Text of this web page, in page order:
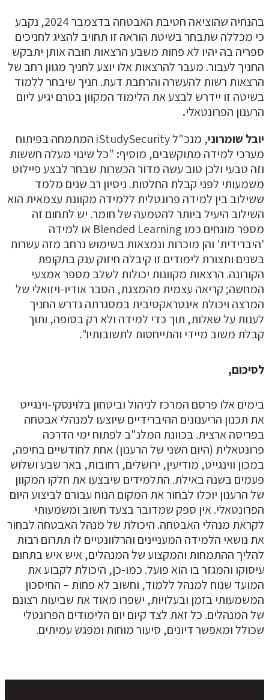
בהנחיה שהוציאה חטיבת האבטחה בדצמבר 2024, נקבע
מכללה שתבחר בשיטת הוראה זו תחויב להציג לחניכים
בה יהיו לא פחות משבע הרצאות חובה אותן יתבקש
לעבור. מעבר להרצאות אלו יוצע לחניך מגוון רחב של
רשות להעשרה והרחבת דעת. חניך שיבחר ללמוד
זו יידרש לבצע את הלימוד המקוון בטרם יגיע ליום
הפרונטאלי.
שומרוני
, מנכ"ל iStudySecurity המתמחה בפיתוח
למידה מתוקשבים, מוסיף:"כל שינוי מעלה חששות
טבעי ולכן טוב עשה מדור הכשרות שבחר לבצע פיילוט
לפני קבלת החלטות. ניסיון רב שנים מלמד
בין למידה פרונטלית ללמידה מקוונת עצמאית הוא
היעיל ביותר להטמעה של חומר. יש לתחום זה
מספר מונחים כמו Blended Learning או למידה
והן מוכרות ונמצאות בשימוש נרחב מזה עשרות
ותצורת לימודים זו קיבלה חיזוק ענק בתקופת
הרצאות מקוונות יכולות לשלב מספר אמצעי
קריאה עצמית מהמצגת, הסבר אודיו-ויזואלי של
ויכולת אינטראקטיבית במסגרתה נדרש החניך
על שאלות, תוך כדי למידה ולא רק בסופה, ותוך
משוב מיידי והתייחסות לתשובותיו".
אלו פרסם המרכז לניהול וביטחון בלוינסקי-וינגייט
תכנון הריענונים ההיברידיים שיוצעו למנהלי אבטחה
ארצית. בכוונת המלנ"ב לפתוח ימי הדרכה
(היום השני של הרענון) אחת לחודשיים בחיפה,
ווינגייט, מודיעין, ירושלים, רחובות, באר שבע ושלוש
בשנה באילת. התלמידים שיבצעו את חלקו המקוון
הרענון יוכלו לבחור את המקום הנוח עבורם לביצוע היום
אין ספק שמדובר בצעד חשוב ומשמעותי
מנהלי האבטחה. היכולת של מנהל האבטחה לבחור
נושאי הלמידה המעניינים והרלוונטיים לו תתרום רבות
ההתמחות והמקצוע של המנהלים, איש איש בתחום
והמגזר בו הוא פועל. כמו-כן, היכולת לקבוע את
שנוח למנהל ללמוד, וחשוב לא פחות – החיסכון
בזמן ובעלויות, ישפרו מאוד את שביעות רצונם
המנהלים. כל זאת לצד קיום יום הלימודים הפרונטלי
ומאפשר דיונים, סיעור מוחות ומפגש עמיתים.